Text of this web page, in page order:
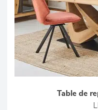
Table de